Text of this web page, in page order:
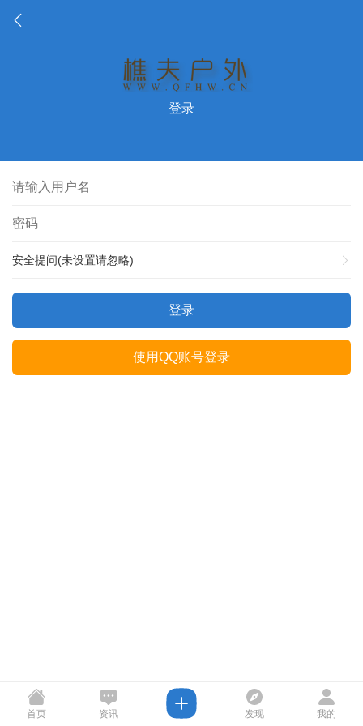
登录
安全提问(未设置请忽略)
登录
使用QQ账号登录
首页 资讯 发现 我的